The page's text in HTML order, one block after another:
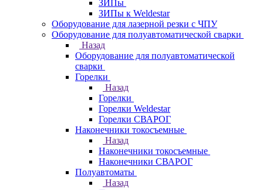
ЗИПы
ЗИПы к Weldestar
Оборудование для лазерной резки с ЧПУ
Оборудование для полуавтоматической сварки
Назад
Оборудование для полуавтоматической
сварки
Горелки
Назад
Горелки
Горелки Weldestar
Горелки СВАРОГ
Наконечники токосъемные
Назад
Наконечники токосъемные
Наконечники СВАРОГ
Полуавтоматы
Назад